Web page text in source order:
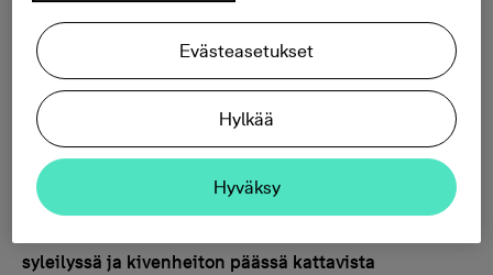
Luonnonläheistä asumista omalla
tontilla
Aamukahvi omalla parvekkeella linnunlaulun
soidessa, mukavat kokkaushetket tasokkaasti
varustellussa keittiössä ja korkeista ikkunoista
avautuvat näkymät – Tiirassa pääset kokemaan
syleilyssä ja kivenheiton päässä kattavista
Evästeasetukset
Hylkää
Hyväksy